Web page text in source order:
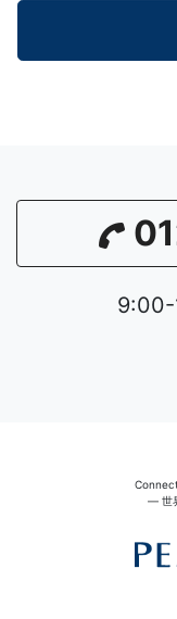
9:00-
― 世